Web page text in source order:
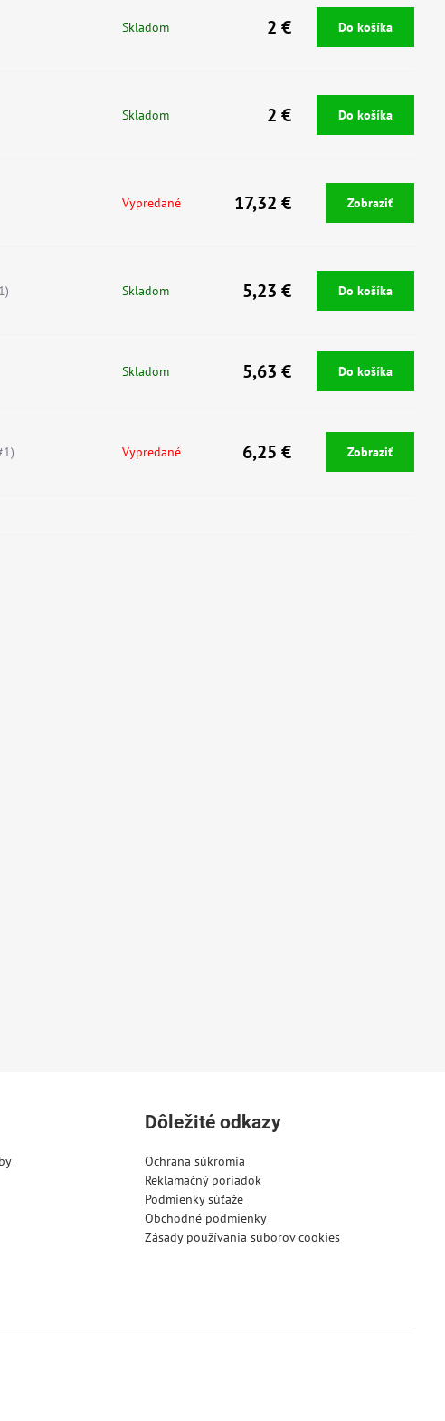
Skladom 2 € Do košíka
Skladom 2 € Do košíka
Vypredané 17,32 € Zobraziť
Skladom 5,23 € Do košíka
Skladom 5,63 € Do košíka
Vypredané 6,25 € Zobraziť
Dôležité odkazy
Ochrana súkromia
Reklamačný poriadok
Podmienky súťaže
Obchodné podmienky
Zásady používania súborov cookies